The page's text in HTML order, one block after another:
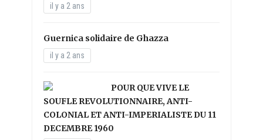
il y a 2 ans
Guernica solidaire de Ghazza
il y a 2 ans
POUR QUE VIVE LE
SOUFLE REVOLUTIONNAIRE, ANTI-
COLONIAL ET ANTI-IMPERIALISTE DU 11
DECEMBRE 1960